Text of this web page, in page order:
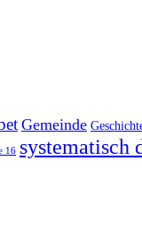
Gemeinde
16 systematisch